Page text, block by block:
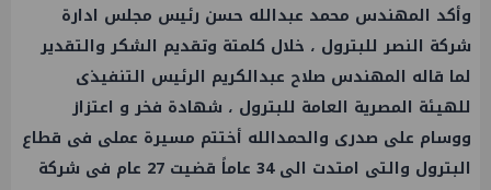
وأكد المهندس محمد عبدالله حسن رئيس مجلس ادارة
شركة النصر للبترول ، خلال كلمتة وتقديم الشكر والتقدير
لما قاله المهندس صلاح عبدالكريم الرئيس التنفيذى
للهيئة المصرية العامة للبترول ، شهادة فخر و اعتزاز
ووسام على صدرى والحمدالله أختتم مسيرة عملى فى قطاع
البترول والتى امتدت الى 34 عاماً قضيت 27 عام فى شركة